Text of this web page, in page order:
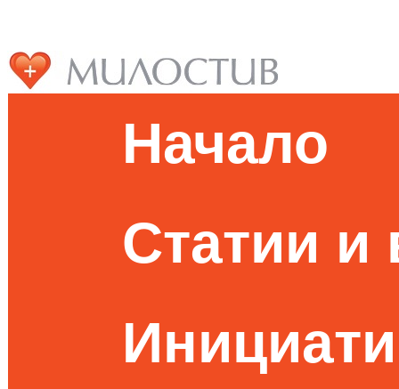
Начало
Статии и